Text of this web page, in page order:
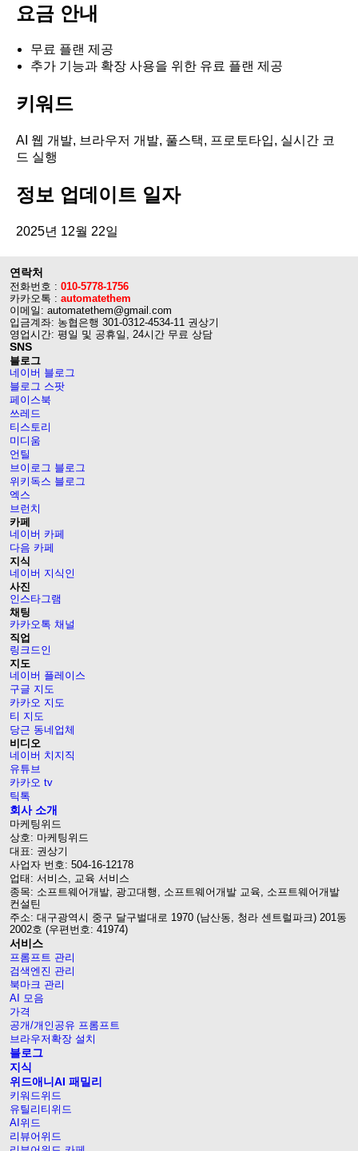
요금 안내
무료 플랜 제공
추가 기능과 확장 사용을 위한 유료 플랜 제공
키워드
AI 웹 개발, 브라우저 개발, 풀스택, 프로토타입, 실시간 코
드 실행
정보 업데이트 일자
2025년 12월 22일
연락처
전화번호 : 010-5778-1756
카카오톡 : automatethem
이메일: automatethem@gmail.com
입금계좌: 농협은행 301-0312-4534-11 권상기
영업시간: 평일 및 공휴일, 24시간 무료 상담
SNS
블로그
네이버 블로그
블로그 스팟
페이스북
쓰레드
티스토리
미디움
언틸
브이로그 블로그
위키독스 블로그
엑스
브런치
카페
네이버 카페
다음 카페
지식
네이버 지식인
사진
인스타그램
채팅
카카오톡 채널
직업
링크드인
지도
네이버 플레이스
구글 지도
카카오 지도
티 지도
당근 동네업체
비디오
네이버 치지직
유튜브
카카오 tv
틱톡
회사 소개
마케팅위드
상호: 마케팅위드
대표: 권상기
사업자 번호: 504-16-12178
업태: 서비스, 교육 서비스
종목: 소프트웨어개발, 광고대행, 소프트웨어개발 교육, 소프트웨어개발
컨설틴
주소: 대구광역시 중구 달구벌대로 1970 (남산동, 청라 센트럴파크) 201동
2002호 (우편번호: 41974)
서비스
프롬프트 관리
검색엔진 관리
북마크 관리
AI 모음
가격
공개/개인공유 프롬프트
브라우저확장 설치
블로그
지식
위드애니AI 패밀리
키워드위드
유틸리티위드
AI위드
리뷰어위드